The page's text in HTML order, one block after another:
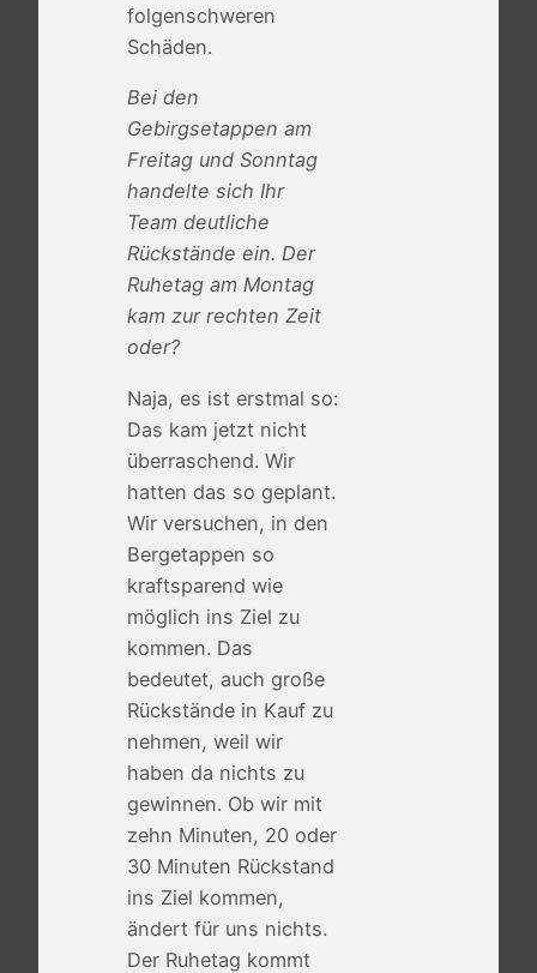
folgenschweren
Schäden.
Bei den
Gebirgsetappen am
Freitag und Sonntag
handelte sich Ihr
Team deutliche
Rückstände ein. Der
Ruhetag am Montag
kam zur rechten Zeit
oder?
Naja, es ist erstmal so:
Das kam jetzt nicht
überraschend. Wir
hatten das so geplant.
Wir versuchen, in den
Bergetappen so
kraftsparend wie
möglich ins Ziel zu
kommen. Das
bedeutet, auch große
Rückstände in Kauf zu
nehmen, weil wir
haben da nichts zu
gewinnen. Ob wir mit
zehn Minuten, 20 oder
30 Minuten Rückstand
ins Ziel kommen,
ändert für uns nichts.
Der Ruhetag kommt